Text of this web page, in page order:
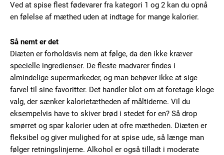
Etiam est nibh, lobortis sit
Ut mollis pellentesque tortor
Donec quis est ac felis
Orci varius natoque dolor
Ved at spise flest fødevarer fra kategori 1 og 2 kan du opnå
en følelse af mæthed uden at indtage for mange kalorier.
Så nemt er det
Diæten er forholdsvis nem at følge, da den ikke kræver
specielle ingredienser. De fleste madvarer findes i
almindelige supermarkeder, og man behøver ikke at sige
farvel til sine favoritter. Det handler blot om at foretage kloge
valg, der sænker kalorietætheden af måltiderne. Vil du
eksempelvis have to skiver brød i stedet for en? Så drop
smørret og spar kalorier uden at ofre mætheden. Diæten er
fleksibel og giver mulighed for at spise ude, så længe man
følger retningslinjerne. Alkohol er også tilladt i moderate